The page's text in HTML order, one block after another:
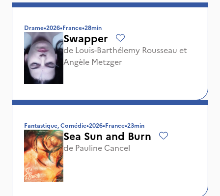
Drame•2026•France•28min
Swapper
de Louis-Barthélemy Rousseau et
Angèle Metzger
Fantastique, Comédie•2026•France•23min
Sea Sun and Burn
de Pauline Cancel